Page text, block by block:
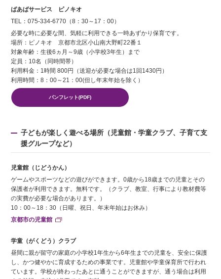
ばあばサービス ピノキオ
TEL：075-334-6770（8：30～17：00）
必要な時に必要な間、気軽に利用できる一時あずかり保育です。
場所：ピノキオ 京都市北区小山南大野町22番１
対象年齢：生後6ヵ月～9歳（小学校3年生）まで
定員：10名（同時間帯）
利用料金：1時間 800円（送迎が必要な場合は1回1430円）
利用時間：8：00～21：00(但し年末年始を除く）
パンフレット(PDF)
子どもが楽しく遊べる場所（児童館・学童クラブ、子育て支
援グループなど）
児童館（じどうかん）
ゲームやスポーツなどの遊びができます。0歳から18歳までの児童とその
保護者が利用できます。無料です。（クラブ、教室、行事により教材費等
の実費が必要な場合があります。）
10：00～18：30（日曜、祝日、年末年始はお休み）
京都市の児童館
学童（がくどう）クラブ
昼間に親が留守の家庭の小学校1年生から6年生までの児童を、安全に保護
し、かつ健やかに育成するための事業です。児童館や学童保育所で行われ
ています。学校が終わったあとに通うことができますが、通う場合は利用